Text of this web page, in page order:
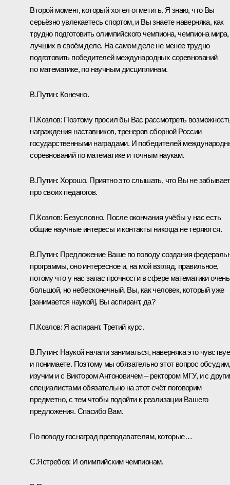
Второй момент, который хотел отметить. Я знаю, что Вы
серьёзно увлекаетесь спортом, и Вы знаете наверняка, как
трудно подготовить олимпийского чемпиона, чемпиона мира,
лучших в своём деле. На самом деле не менее трудно
подготовить победителей международных соревнований
по математике, по научным дисциплинам.
В.Путин: Конечно.
П.Козлов: Поэтому просил бы Вас рассмотреть
награждения наставников, тренеров сборной России
государственными наградами. И победителей
соревнований по математике и точным наукам.
В.Путин: Хорошо. Приятно это слышать, что Вы не
про своих педагогов.
П.Козлов: Безусловно. После окончания учёбы у нас есть
общие научные интересы и контакты никогда не теряются.
В.Путин: Предложение Ваше по поводу создания
программы, оно интересное и, на мой взгляд, правильное,
потому что у нас запас прочности в сфере математики очень
большой, но небесконечный. Вы, как человек, который уже
[занимается наукой], Вы аспирант, да?
П.Козлов: Я аспирант. Третий курс.
В.Путин: Наукой начали заниматься, наверняка это
и понимаете. Поэтому мы обязательно этот вопрос обсудим,
изучим и с Виктором Антоновичем – ректором МГУ, и с
специалистами обязательно на этот счёт поговорим
предметно, с тем чтобы подойти к реализации Вашего
предложения. Спасибо Вам.
По поводу госнаград преподавателям, которые…
С.Ястребов: И олимпийским чемпионам.